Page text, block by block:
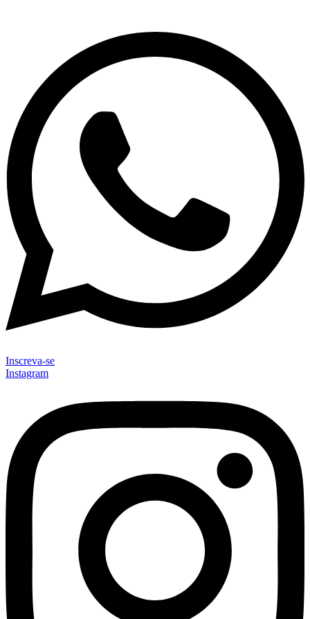
Inscreva-se
Instagram